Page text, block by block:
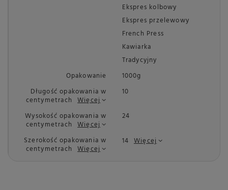
Ekspres kolbowy
Ekspres przelewowy
French Press
Kawiarka
Tradycyjny
Opakowanie
1000g
Długość opakowania w
centymetrach Więcej
10
Wysokość opakowania w
centymetrach Więcej
24
Szerokość opakowania w
centymetrach Więcej
14 Więcej